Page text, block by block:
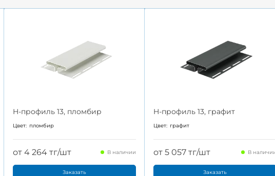
H-профиль 13, пломбир
Цвет: пломбир
от 4 264 тг/шт В наличии
Заказать
H-профиль 13, графит
Цвет: графит
от 5 057 тг/шт В
Заказать